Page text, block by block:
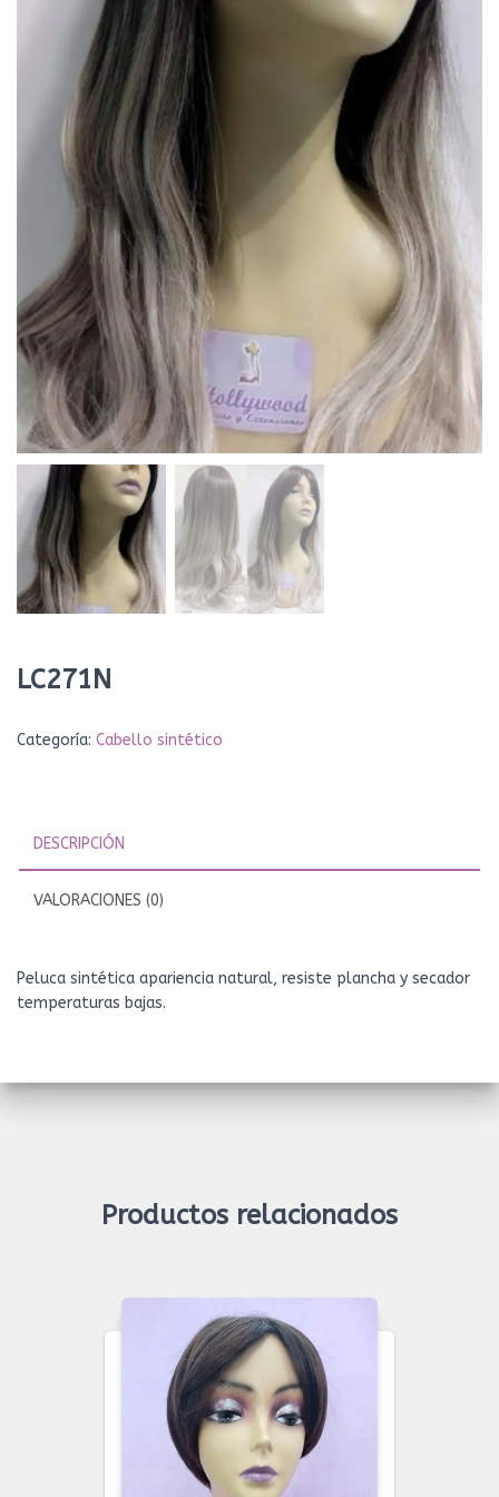
LC271N
Categoría: Cabello sintético
DESCRIPCIÓN
VALORACIONES (0)
Peluca sintética apariencia natural, resiste plancha y secador
temperaturas bajas.
Productos relacionados